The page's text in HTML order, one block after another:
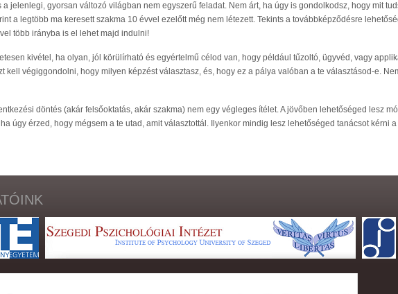
a jelenlegi, gyorsan változó világban nem egyszerű feladat. Nem árt, ha úgy is gondolkodsz, hogy mit
a legtöbb ma keresett szakma 10 évvel ezelőtt még nem létezett. Tekints a továbbképződésre
több irányba is el lehet majd indulni!
kivétel, ha olyan, jól körülírható és egyértelmű célod van, hogy például tűzoltó, ügyvéd, vagy
kell végiggondolni, hogy milyen képzést választasz, és, hogy ez a pálya valóban a te választásod-e.
döntés (akár felsőoktatás, akár szakma) nem egy végleges ítélet. A jövőben lehetőséged lesz
úgy érzed, hogy mégsem a te utad, amit választottál. Ilyenkor mindig lesz lehetőséged tanácsot kérni